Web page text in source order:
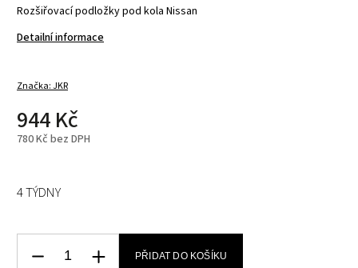
Rozšiřovací podložky pod kola Nissan
Detailní informace
Značka:JKR
944 Kč
780 Kč bez DPH
4 TÝDNY
PŘIDAT DO KOŠÍKU